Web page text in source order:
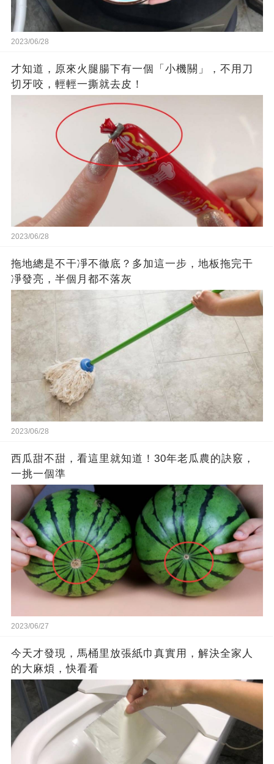
2023/06/28
才知道，原來火腿腸下有一個「小機關」，不用刀
切牙咬，輕輕一撕就去皮！
2023/06/28
拖地總是不干凈不徹底？多加這一步，地板拖完干
凈發亮，半個月都不落灰
2023/06/28
西瓜甜不甜，看這里就知道！30年老瓜農的訣竅，
一挑一個準
2023/06/27
今天才發現，馬桶里放張紙巾真實用，解決全家人
的大麻煩，快看看